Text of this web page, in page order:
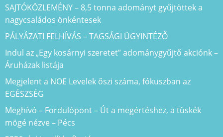
SAJTÓKÖZLEMÉNY – 8,5 tonna adományt gyűjtöttek a
nagycsaládos önkéntesek
PÁLYÁZATI FELHÍVÁS – TAGSÁGI ÜGYINTÉZŐ
Indul az „Egy kosárnyi szeretet” adománygyűjtő akciónk –
Áruházak listája
Megjelent a NOE Levelek őszi száma, fókuszban az
EGÉSZSÉG
Meghívó – Fordulópont – Út a megértéshez, a tüskék
mögé nézve – Pécs